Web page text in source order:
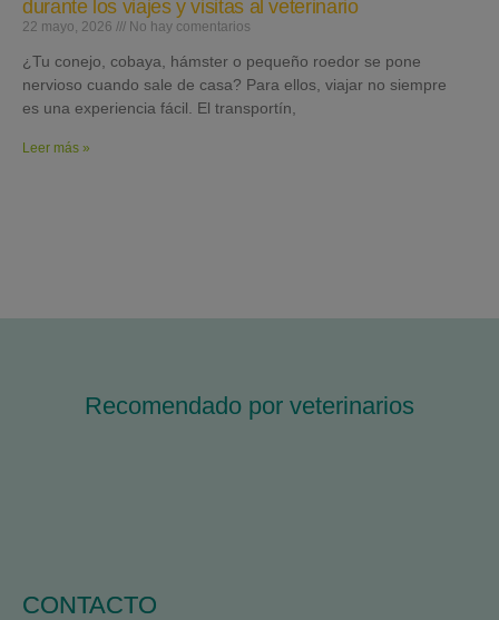
durante los viajes y visitas al veterinario
22 mayo, 2026 No hay comentarios
¿Tu conejo, cobaya, hámster o pequeño roedor se pone
nervioso cuando sale de casa? Para ellos, viajar no siempre
es una experiencia fácil. El transportín,
Leer más »
Recomendado por veterinarios
CONTACTO